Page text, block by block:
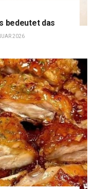
bedeutet das
2026